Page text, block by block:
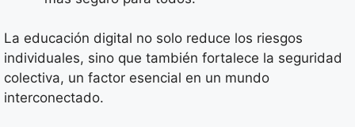
La educación digital no solo reduce los riesgos
individuales, sino que también fortalece la seguridad
colectiva, un factor esencial en un mundo
interconectado.